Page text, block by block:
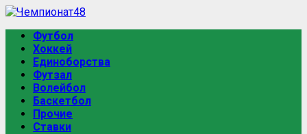
Футбол
Хоккей
Единоборства
Футзал
Волейбол
Баскетбол
Прочие
Ставки